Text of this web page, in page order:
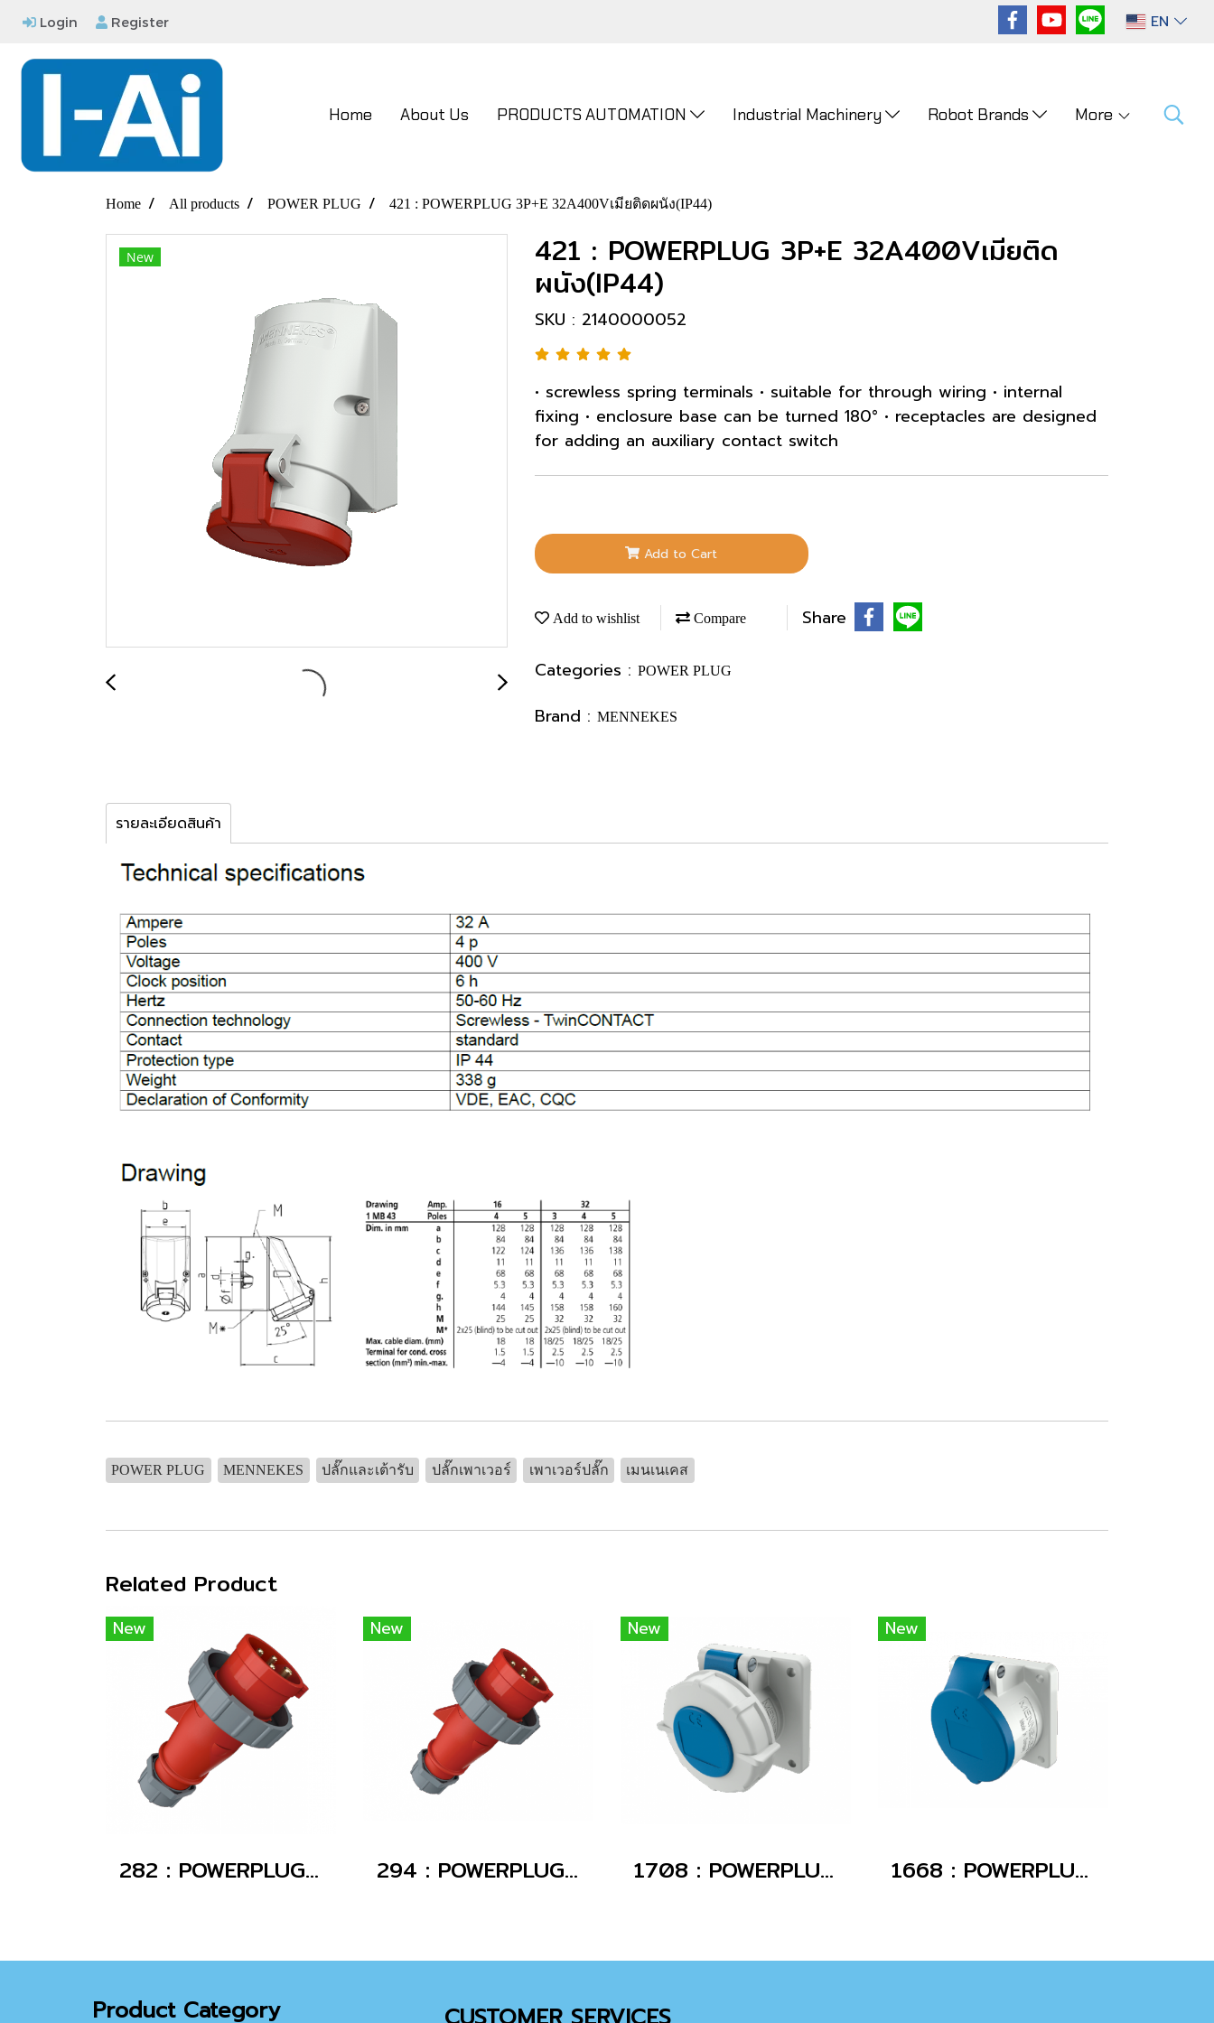
Login Register EN
Home About Us PRODUCTS AUTOMATION Industrial Machinery Robot Brands More
Home All products POWER PLUG 421 : POWERPLUG 3P+E 32A400Vเมียติดผนัง(IP44)
New 421 : POWERPLUG 3P+E 32A400Vเมียติด
ผนัง(IP44)
SKU : 2140000052
• screwless spring terminals • suitable for through wiring • internal
fixing • enclosure base can be turned 180° • receptacles are designed
for adding an auxiliary contact switch
Add to Cart
Add to wishlist Compare Share
Categories : POWER PLUG
Brand : MENNEKES
รายละเอียดสินค้า
POWER PLUG MENNEKES ปลั๊กและเต้ารับ ปลั๊กเพาเวอร์ เพาเวอร์ปลั๊ก เมนเนเคส
Related Product
New
282 : POWERPLUG 3P+E 16A400Vผู้(IP67)
New
294 : POWERPLUG 3P+E 32A400Vผู้(IP67)
New
1708 : POWERPLUG 2P+E 16A230Vเมียฝัง(IP67)
New
1668 : POWERPLUG 2P+E 16A230Vเมียฝัง(IP44)
Product Category